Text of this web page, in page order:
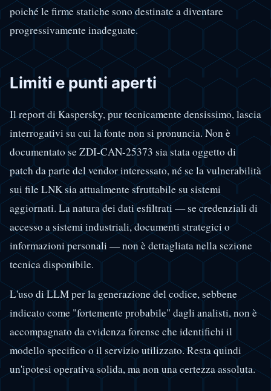
poiché le firme statiche sono destinate a diventare
progressivamente inadeguate.
Limiti e punti aperti
Il report di Kaspersky, pur tecnicamente densissimo, lascia
interrogativi su cui la fonte non si pronuncia. Non è
documentato se ZDI-CAN-25373 sia stata oggetto di
patch da parte del vendor interessato, né se la vulnerabilità
sui file LNK sia attualmente sfruttabile su sistemi
aggiornati. La natura dei dati esfiltrati — se credenziali di
accesso a sistemi industriali, documenti strategici o
informazioni personali — non è dettagliata nella sezione
tecnica disponibile.
L'uso di LLM per la generazione del codice, sebbene
indicato come "fortemente probabile" dagli analisti, non è
accompagnato da evidenza forense che identifichi il
modello specifico o il servizio utilizzato. Resta quindi
un'ipotesi operativa solida, ma non una certezza assoluta.